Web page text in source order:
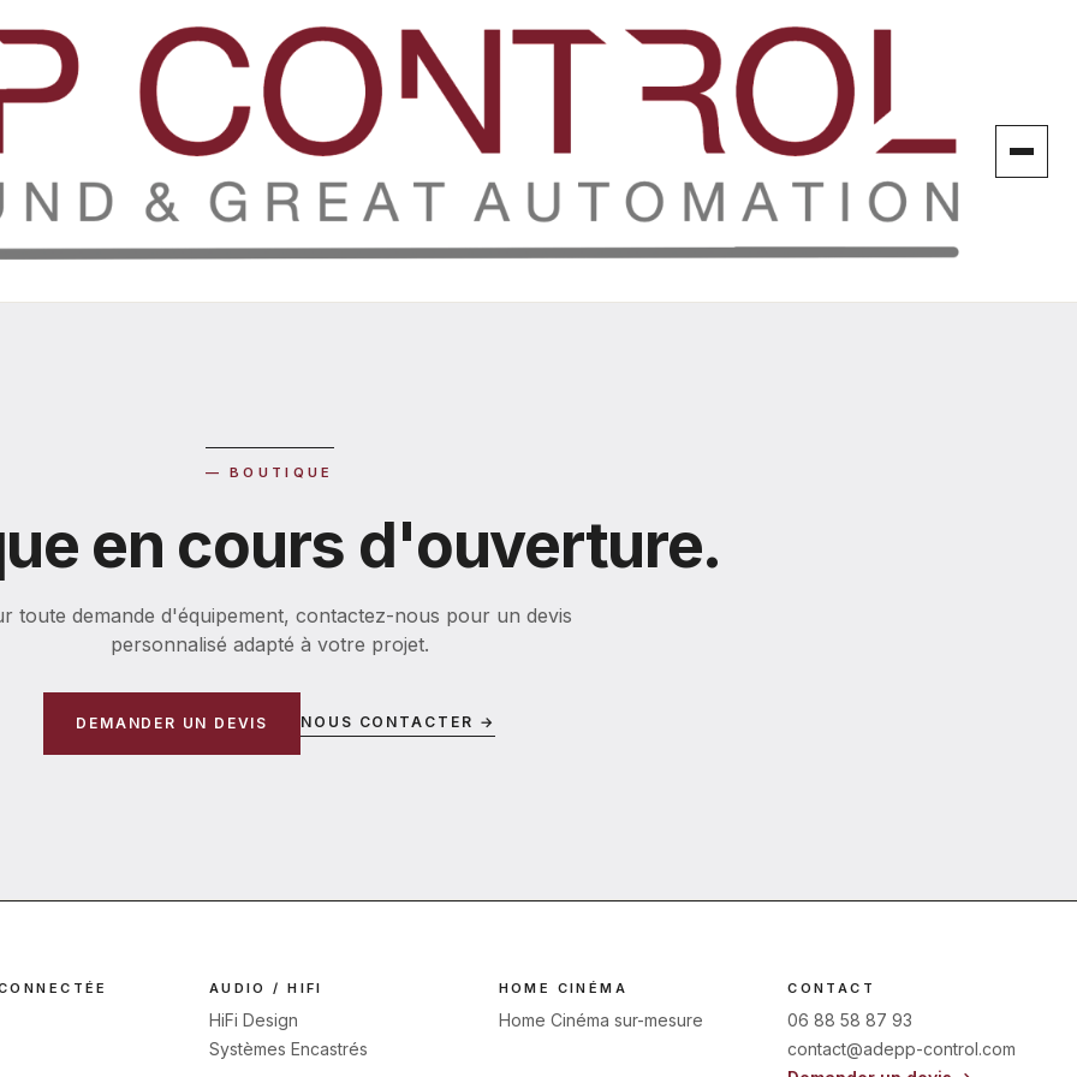
— BOUTIQUE
en cours d'ouverture.
toute demande d'équipement, contactez-nous pour un devis
personnalisé adapté à votre projet.
DEMANDER UN DEVIS NOUS CONTACTER →
AUDIO / HIFI
HiFi Design
Systèmes Encastrés
HOME CINÉMA
Home Cinéma sur-mesure
CONTACT
06 88 58 87 93
contact@adepp-control.com